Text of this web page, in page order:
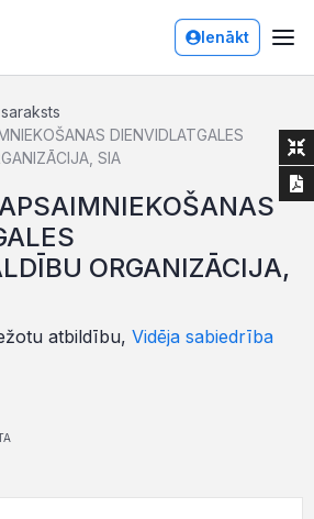
Ienākt
DIENVIDLATGALES
SIA
ORGANIZĀCIJA,
atbildību, Vidēja sabiedrība